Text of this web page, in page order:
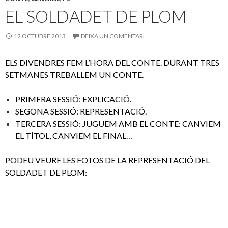
o
k
te
ix
EL SOLDADET DE PLOM
12 OCTUBRE 2013 DEIXA UN COMENTARI
ELS DIVENDRES FEM L’HORA DEL CONTE. DURANT TRES
SETMANES TREBALLEM UN CONTE.
PRIMERA SESSIÓ: EXPLICACIÓ.
SEGONA SESSIÓ: REPRESENTACIÓ.
TERCERA SESSIÓ: JUGUEM AMB EL CONTE: CANVIEM
EL TÍTOL, CANVIEM EL FINAL…
PODEU VEURE LES FOTOS DE LA REPRESENTACIÓ DEL
SOLDADET DE PLOM: